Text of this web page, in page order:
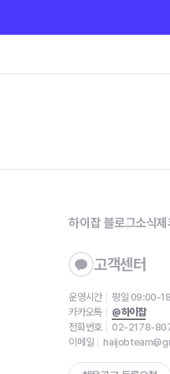
하이잡 블로그소식제
고객센터
운영시간
평일 09:00-
카카오톡
@하이잡
전화번호
02-2178-
이메일